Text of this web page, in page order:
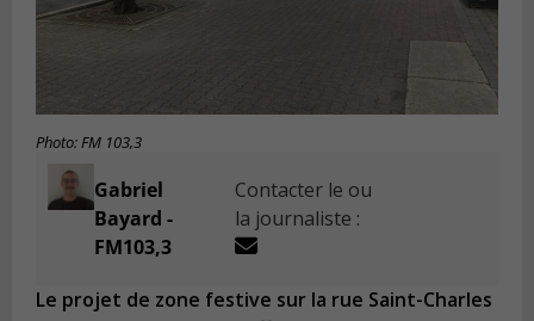
Photo: FM 103,3
Gabriel
Bayard -
FM103,3
Contacter le ou
la journaliste :
Le projet de zone festive sur la rue Saint-Charles